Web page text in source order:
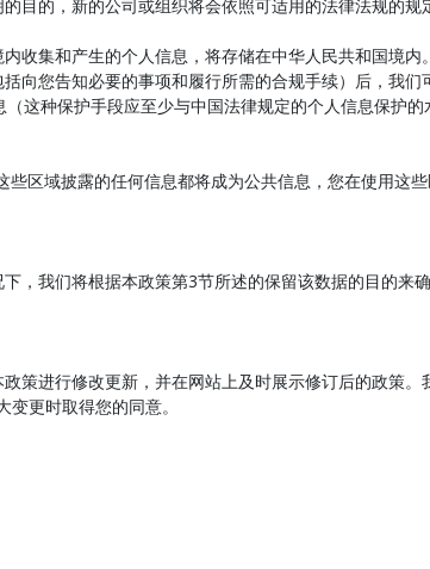
目的，新的公司或组织将会依照可适用的法律法规的规
收集和产生的个人信息，将存储在中华人民共和国境内。
向您告知必要的事项和履行所需的合规手续）后，我
这种保护手段应至少与中国法律规定的个人信息保护
区域披露的任何信息都将成为公共信息，您在使用这
，我们将根据本政策第3节所述的保留该数据的目的来
策进行修改更新，并在网站上及时展示修订后的政策
更时取得您的同意。